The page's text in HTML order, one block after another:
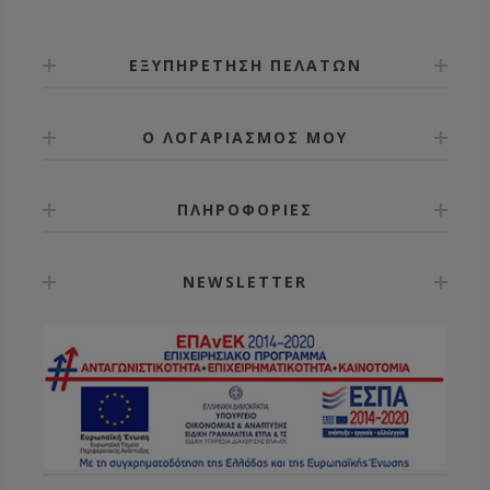
ΕΞΥΠΗΡΕΤΗΣΗ ΠΕΛΑΤΩΝ
Ο ΛΟΓΑΡΙΑΣΜΟΣ ΜΟΥ
ΠΛΗΡΟΦΟΡΙΕΣ
NEWSLETTER